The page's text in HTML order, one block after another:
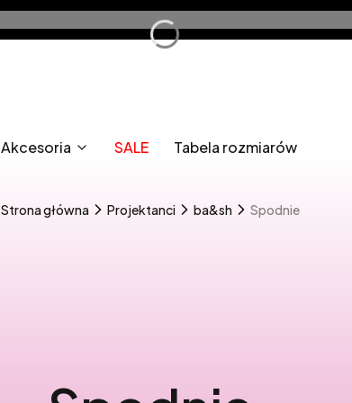
Akcesoria SALE Tabela rozmiarów
Strona główna Projektanci ba&sh Spodnie